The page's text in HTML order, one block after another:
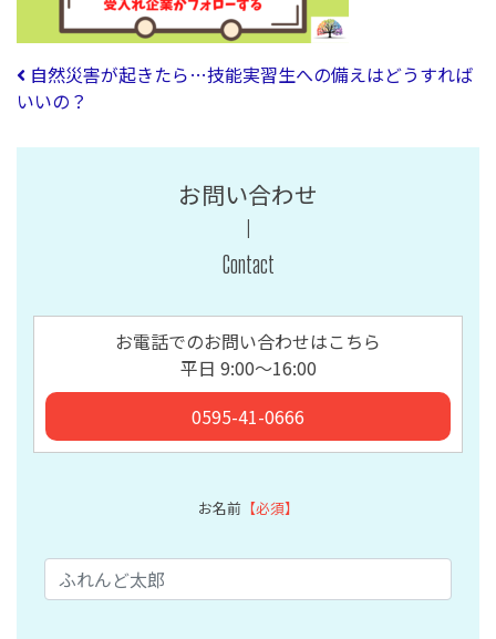
投稿ナビゲーション
自然災害が起きたら…技能実習生への備えはどうすれば
いいの？
お問い合わせ
Contact
お電話でのお問い合わせはこちら
平日 9:00〜16:00
0595-41-0666
お名前 【必須】